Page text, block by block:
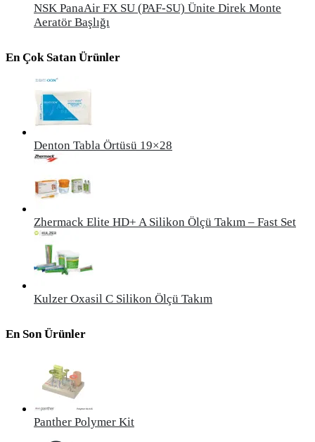
NSK PanaAir FX SU (PAF-SU) Ünite Direk Monte
Aeratör Başlığı
En Çok Satan Ürünler
Denton Tabla Örtüsü 19×28
Zhermack Elite HD+ A Silikon Ölçü Takım – Fast Set
Kulzer Oxasil C Silikon Ölçü Takım
En Son Ürünler
Panther Polymer Kit